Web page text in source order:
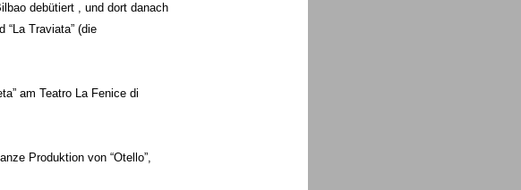
debütiert , und dort danach
“La Traviata” (die
am Teatro La Fenice di
Produktion von “Otello”,